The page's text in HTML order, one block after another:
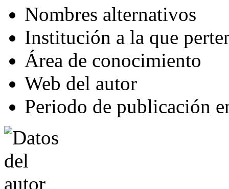
Nombres alternativos
Institución a la que
Área de conocimiento
Web del autor
Periodo de publicación